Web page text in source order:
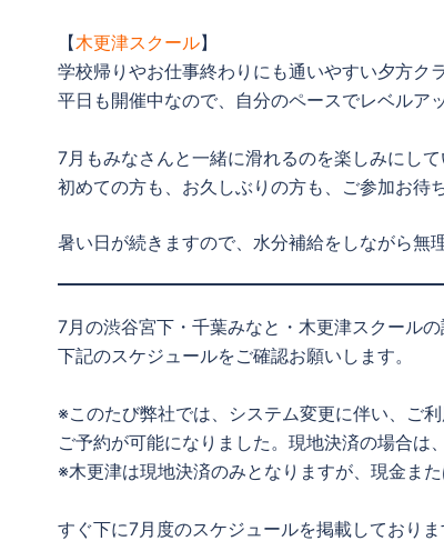
【木更津スクール】
学校帰りやお仕事終わりにも通いやすい夕方ク
平日も開催中なので、自分のペースでレベルア
7月もみなさんと一緒に滑れるのを楽しみにして
初めての方も、お久しぶりの方も、ご参加お待
暑い日が続きますので、水分補給をしながら無
7月の渋谷宮下・千葉みなと・木更津スクール
下記のスケジュールをご確認お願いします。
※このたび弊社では、システム変更に伴い、ご
ご予約が可能になりました。現地決済の場合は
※木更津は現地決済のみとなりますが、現金ま
すぐ下に7月度のスケジュールを掲載しておりま